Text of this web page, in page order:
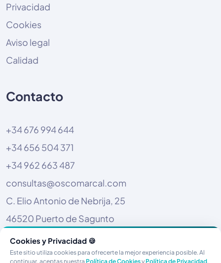
Privacidad
Cookies
Aviso legal
Calidad
Contacto
+34 676 994 644
+34 656 504 371
+34 962 663 487
consultas@oscomarcal.com
C. Elio Antonio de Nebrija, 25
46520 Puerto de Sagunto
Cookies y Privacidad 🍪
Este sitio utiliza cookies para ofrecerte la mejor experiencia posible. Al
continuar, aceptas nuestra Política de Cookiesy Política de Privacidad.